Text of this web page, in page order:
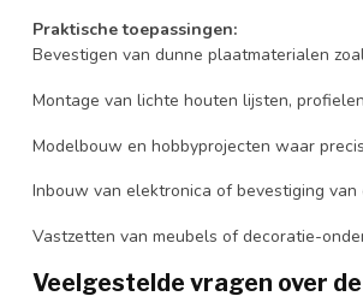
Praktische toepassingen:
Bevestigen van dunne plaatmaterialen
Montage van lichte houten lijsten,
Modelbouw en hobbyprojecten waar
Inbouw van elektronica of bevestiging
Vastzetten van meubels of decoratie-
Veelgestelde vragen over